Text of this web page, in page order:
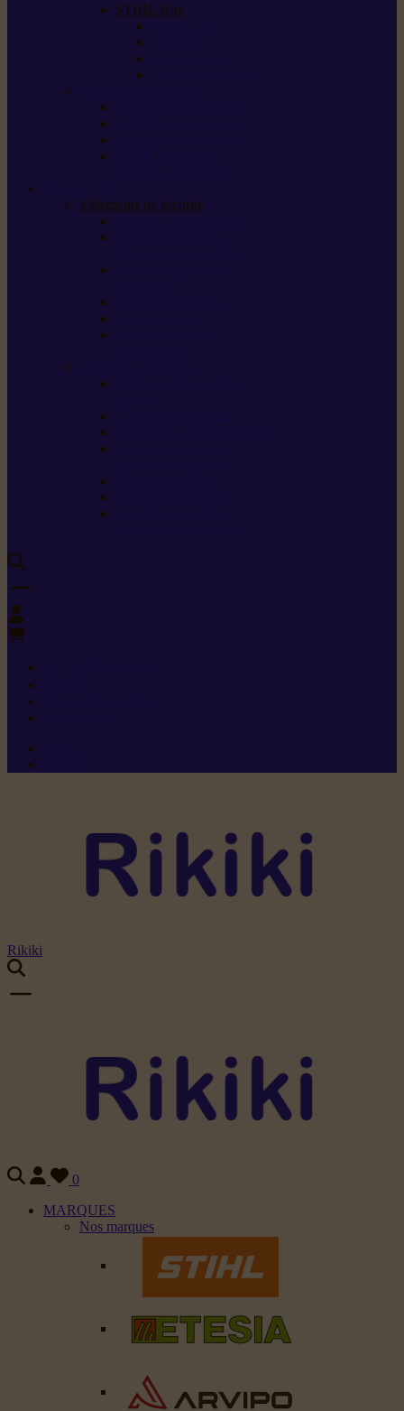
STIHL Kits
Vêtements de sécurité
Rikiki
0
MARQUES
Nos marques